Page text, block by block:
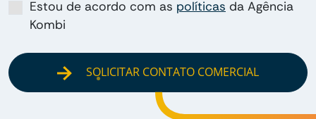
Estou de acordo com as políticas da Agência
Kombi
SOLICITAR CONTATO COMERCIAL